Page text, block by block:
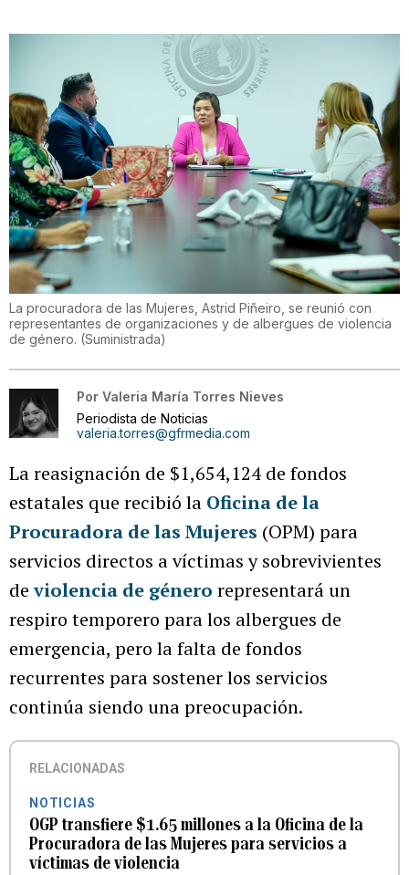
La procuradora de las Mujeres, Astrid Piñeiro, se reunió con
representantes de organizaciones y de albergues de violencia
de género. (Suministrada)
Por Valeria María Torres Nieves
Periodista de Noticias
valeria.torres@gfrmedia.com
La reasignación de $1,654,124 de fondos
estatales que recibió la Oficina de la
Procuradora de las Mujeres (OPM) para
servicios directos a víctimas y sobrevivientes
deviolencia de género representará un
respiro temporero para los albergues de
emergencia, pero la falta de fondos
recurrentes para sostener los servicios
continúa siendo una preocupación.
RELACIONADAS
NOTICIAS
OGP transfiere $1.65 millones a la Oficina de la
Procuradora de las Mujeres para servicios a
víctimas de violencia